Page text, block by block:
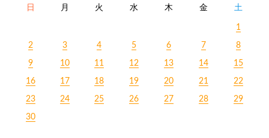
日 月 火 水 木 金 土
1
2 3 4 5 6 7 8
9 10 11 12 13 14 15
16 17 18 19 20 21 22
23 24 25 26 27 28 29
30